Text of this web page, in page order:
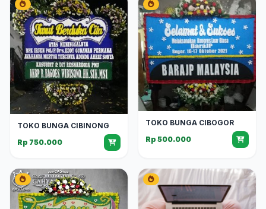
TOKO BUNGA CIBINONG
Rp 750.000
TOKO BUNGA CIBOGOR
Rp 500.000